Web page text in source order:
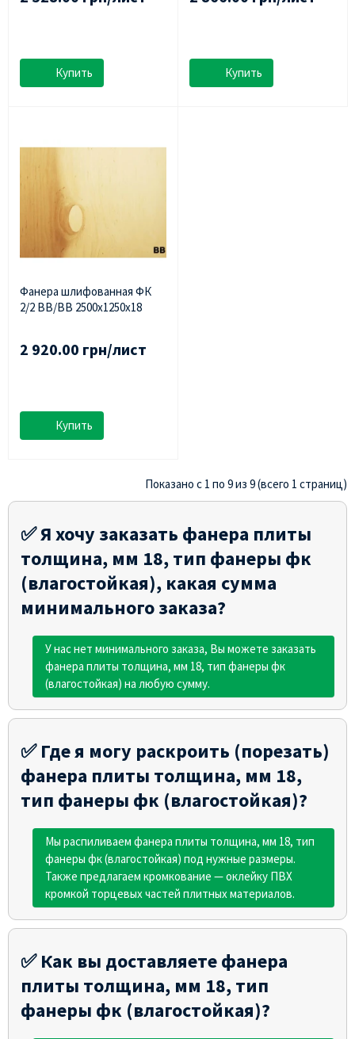
Купить Купить
Фанера шлифованная ФК
2/2 BB/BB 2500х1250х18
2 920.00 грн/лист
Купить
Показано с 1 по 9 из 9 (всего 1 страниц)
✅ Я хочу заказать фанера плиты
толщина, мм 18, тип фанеры фк
(влагостойкая), какая сумма
минимального заказа?
У нас нет минимального заказа, Вы можете заказать
фанера плиты толщина, мм 18, тип фанеры фк
(влагостойкая) на любую сумму.
✅ Где я могу раскроить (порезать)
фанера плиты толщина, мм 18,
тип фанеры фк (влагостойкая)?
Мы распиливаем фанера плиты толщина, мм 18, тип
фанеры фк (влагостойкая) под нужные размеры.
Также предлагаем кромкование — оклейку ПВХ
кромкой торцевых частей плитных материалов.
✅ Как вы доставляете фанера
плиты толщина, мм 18, тип
фанеры фк (влагостойкая)?